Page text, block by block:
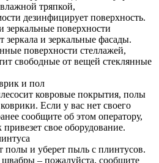
тряпкой,
дезинфицирует поверхность.
зеркальные поверхности
и зеркальные фасады.
поверхности стеллажей,
свободные от вещей стеклянные
и пол
ковровые покрытия, полы
Если у вас нет своего
сообщите об этом оператору,
свое оборудование.
полы и уберет пыль с плинтусов.
швабры – пожалуйста, сообщите